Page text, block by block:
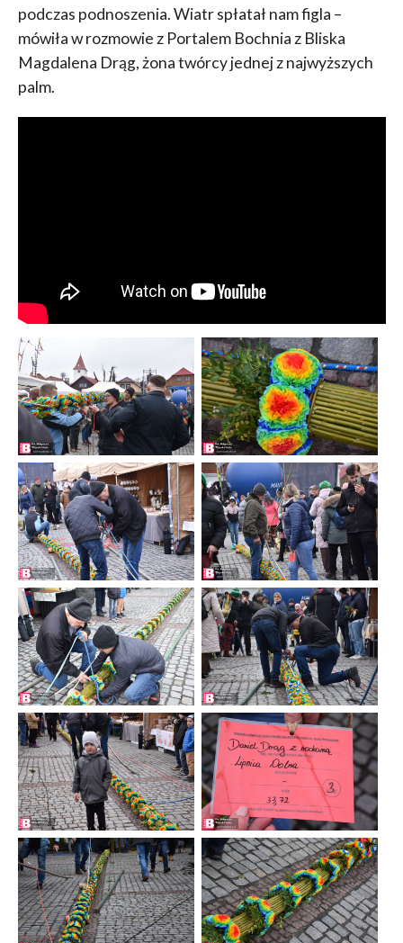
podczas podnoszenia. Wiatr spłatał nam figla –
mówiła w rozmowie z Portalem Bochnia z Bliska
Magdalena Drąg, żona twórcy jednej z najwyższych
palm.